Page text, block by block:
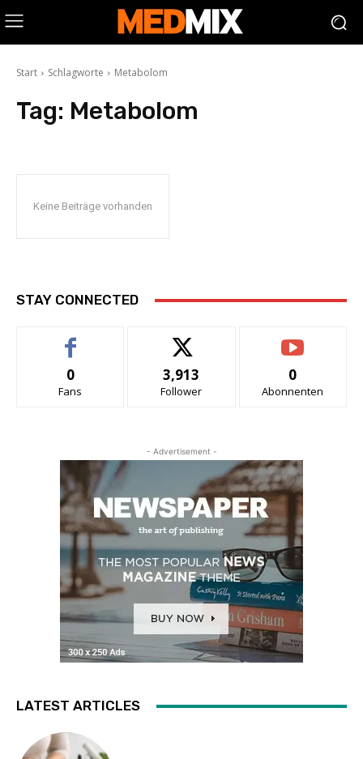
Start Schlagworte Metabolom
Tag: Metabolom
Keine Beiträge vorhanden
STAY CONNECTED
0
Fans
3,913
Follower
0
Abonnenten
- Advertisement -
LATEST ARTICLES